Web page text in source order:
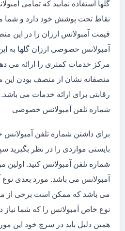
گلها استفاده نمایید که تمامی
نقاط تحت پوشش خود دارد و شما می
قیمت آمبولانس ارزان را در این
آمبولانس خصوصی ارزان گلها به
مرکز خدمات کمتری را ارائه می
منصفانه نشان از منصف بودن
رقابتی برای ارائه خدمات می باشد.
شماره تلفن آمبولانس خصوصی
برای داشتن شماره تلفن
بایستی مواردی را در نظر بگیرید
شماره تلفن آمبولانس کنید.
آمبولانس می باشد. مورد بعدی نوع
می باشد که ممکن است برخی از
نوع خاص آمبولانس را که شما نیاز
همین دلیل باید در سرچ خود این